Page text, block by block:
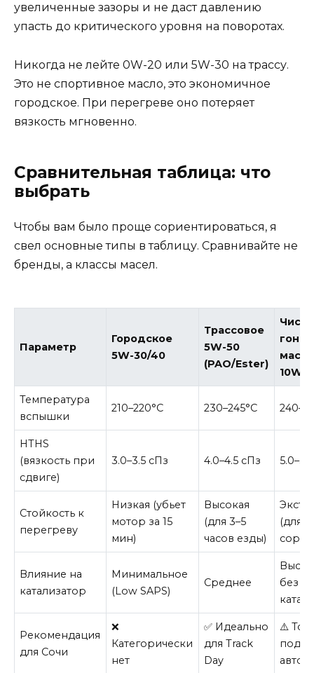
увеличенные зазоры и не даст давлению
упасть до критического уровня на поворотах.
Никогда не лейте 0W-20 или 5W-30 на трассу.
Это не спортивное масло, это экономичное
городское. При перегреве оно потеряет
вязкость мгновенно.
Сравнительная таблица: что
выбрать
Чтобы вам было проще сориентироваться, я
свел основные типы в таблицу. Сравнивайте не
бренды, а классы масел.
Параметр
Городское
5W-30/40
Трассовое
5W-50
(PAO/Ester)
10W-
Температура
вспышки
210–220°C 230–245°C
HTHS
(вязкость при
сдвиге)
3.0–3.5 сПз 4.0–4.5 сПз
Стойкость к
перегреву
Низкая (убьет
мотор за 15
мин)
Высокая
(для 3–5
часов езды)
(для
Влияние на
катализатор
Минимальное
(Low SAPS)
Среднее
без
Рекомендация
для Сочи
❌
Категорически
нет
✅ Идеально
для Track
Day
⚠️
авто